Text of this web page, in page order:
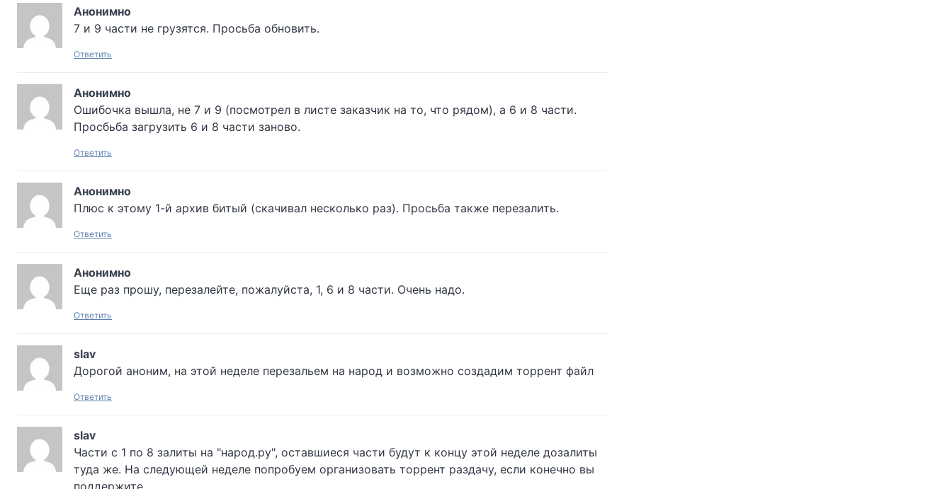
Анонимно
7 и 9 части не грузятся. Просьба обновить.
Ответить
Анонимно
Ошибочка вышла, не 7 и 9 (посмотрел в листе заказчик на то, что рядом), а 6 и 8 части.
Просбьба загрузить 6 и 8 части заново.
Ответить
Анонимно
Плюс к этому 1-й архив битый (скачивал несколько раз). Просьба также перезалить.
Ответить
Анонимно
Еще раз прошу, перезалейте, пожалуйста, 1, 6 и 8 части. Очень надо.
Ответить
slav
Дорогой аноним, на этой неделе перезальем на народ и возможно создадим торрент файл
Ответить
slav
Части с 1 по 8 залиты на "народ.ру", оставшиеся части будут к концу этой неделе дозалиты
туда же. На следующей неделе попробуем организовать торрент раздачу, если конечно вы
поддержите.